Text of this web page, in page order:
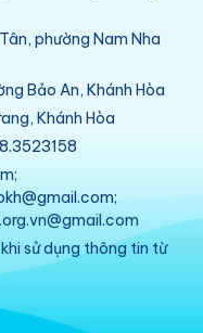
phường Nam Nha
Bảo An, Khánh Hòa
Khánh Hòa
sử dụng thông tin từ